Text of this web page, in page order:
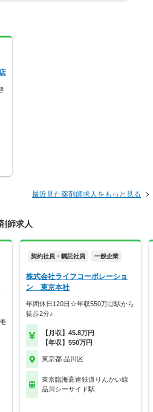
最近見た薬剤師求人をもっと見る
師求人
契約社員・嘱託社員 一般企業
株式会社ライフコーポレーショ
ン 東京本社
年間休日120日☆年収550万◎駅から
徒歩2分♪
【月収】45.8万円
【年収】550万円
東京都 品川区
東京臨海高速鉄道りんかい線
品川シーサイド駅